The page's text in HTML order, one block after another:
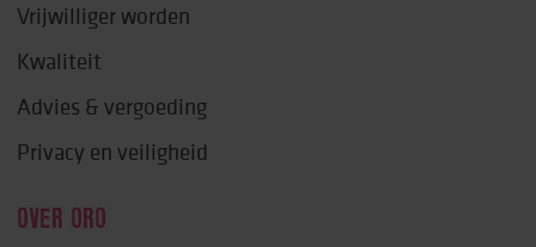
Vrijwilliger worden
Kwaliteit
Advies & vergoeding
Privacy en veiligheid
OVER ORO